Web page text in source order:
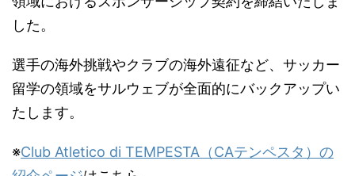
した。
選手の海外挑戦やクラブの海外遠征など、サッカー
留学の領域をサルウェブが全面的にバックアップい
たします。
※Club Atletico di TEMPESTA（CAテンペスタ）の